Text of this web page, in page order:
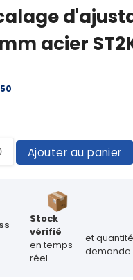
acier
Ajouter au panier
Stock
vérifié
en temps
réel
et
demande